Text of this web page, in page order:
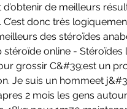
de meilleurs
C’est donc très
des stéroïdes
stéroïde online -
grossir C&#39;est un
Je suis un hommeet
2 mois les gens